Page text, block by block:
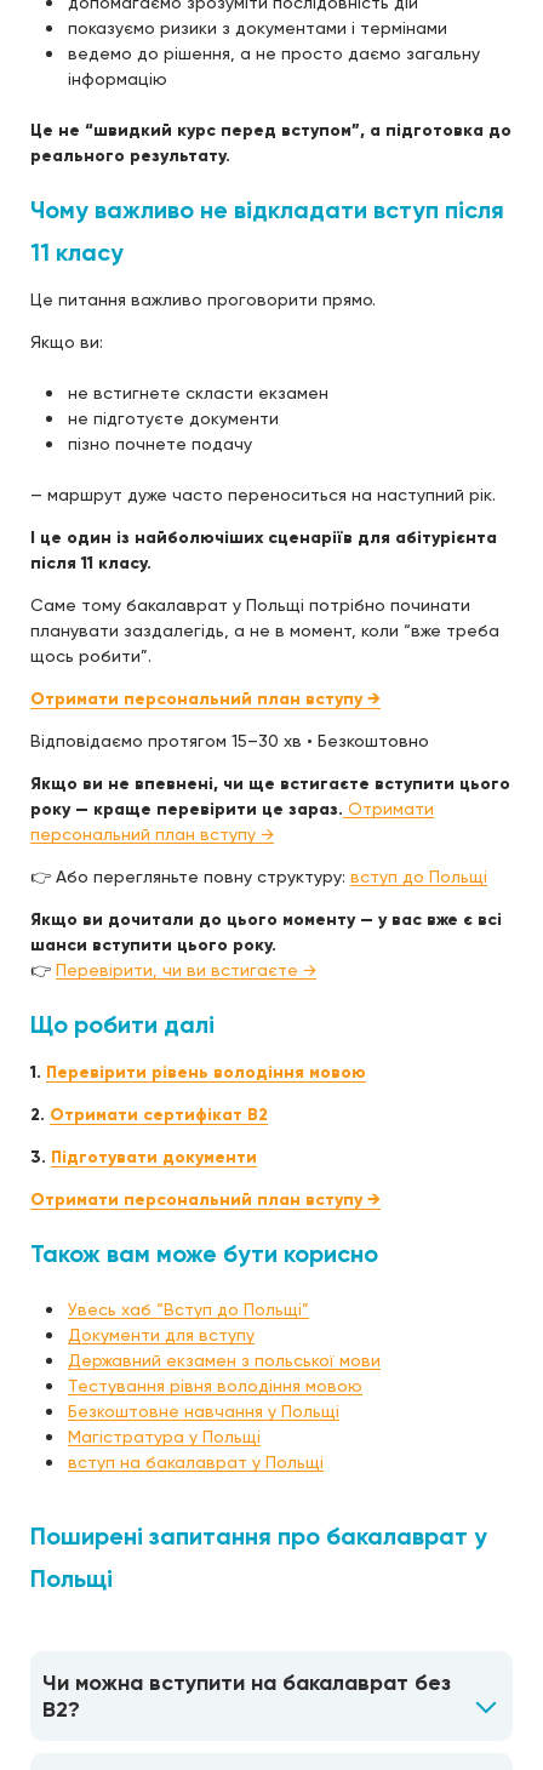
показуємо ризики з документами і термінами
ведемо до рішення, а не просто даємо загальну
інформацію
Це не “швидкий курс перед вступом”, а підготовка до
реального результату.
Чому важливо не відкладати вступ після
11 класу
Це питання важливо проговорити прямо.
Якщо ви:
не встигнете скласти екзамен
не підготуєте документи
пізно почнете подачу
— маршрут дуже часто переноситься на наступний рік.
І це один із найболючіших сценаріїв для абітурієнта
після 11 класу.
Саме тому бакалаврат у Польщі потрібно починати
планувати заздалегідь, а не в момент, коли “вже треба
щось робити”.
Отримати персональний план вступу →
Відповідаємо протягом 15–30 хв • Безкоштовно
Якщо ви не впевнені, чи ще встигаєте вступити цього
року — краще перевірити це зараз. Отримати
персональний план вступу →
👉 Або перегляньте повну структуру: вступ до Польщі
Якщо ви дочитали до цього моменту — у вас вже є всі
шанси вступити цього року.
👉 Перевірити, чи ви встигаєте →
Що робити далі
1. Перевірити рівень володіння мовою
2. Отримати сертифікат B2
3. Підготувати документи
Отримати персональний план вступу →
Також вам може бути корисно
Увесь хаб “Вступ до Польщі”
Документи для вступу
Державний екзамен з польської мови
Тестування рівня володіння мовою
Безкоштовне навчання у Польщі
Магістратура у Польщі
вступ на бакалаврат у Польщі
Поширені запитання про бакалаврат у
Польщі
Чи можна вступити на бакалаврат без
B2?